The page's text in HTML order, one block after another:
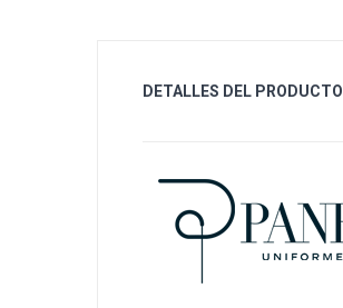
DETALLES DEL PRODUCTO